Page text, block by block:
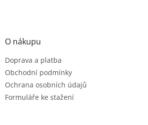
O nákupu
Doprava a platba
Obchodní podmínky
Ochrana osobních údajů
Formuláře ke stažení